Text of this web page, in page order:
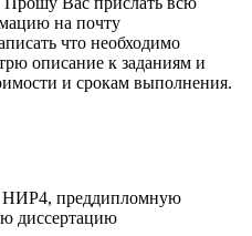
на почту
что необходимо
описание к заданиям и
и срокам выполнения.
НИР4, преддипломную
диссертацию